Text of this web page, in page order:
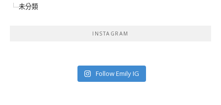
未分類
INSTAGRAM
Follow Emily IG